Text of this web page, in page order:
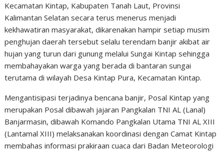
Kecamatan Kintap, Kabupaten Tanah Laut, Provinsi
Kalimantan Selatan secara terus menerus menjadi
kekhawatiran masyarakat, dikarenakan hampir setiap musim
penghujan daerah tersebut selalu terendam banjir akibat air
hujan yang turun dari gunung melalui Sungai Kintap sehingga
membahayakan warga yang berada di bantaran sungai
terutama di wilayah Desa Kintap Pura, Kecamatan Kintap.
Mengantisipasi terjadinya bencana banjir, Posal Kintap yang
merupakan Posal dibawah jajaran Pangkalan TNI AL (Lanal)
Banjarmasin, dibawah Komando Pangkalan Utama TNI AL XIII
(Lantamal XIII) melaksanakan koordinasi dengan Camat Kintap
membahas informasi prakiraan cuaca dari Badan Meteorologi